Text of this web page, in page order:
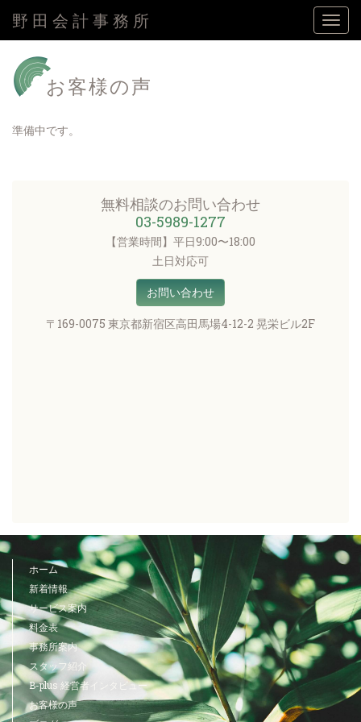
野田会計事務所
お客様の声
準備中です。
無料相談のお問い合わせ
03-5989-1277
【営業時間】平日9:00〜18:00
土日対応可
お問い合わせ
〒169-0075 東京都新宿区高田馬場4-12-2 晃栄ビル2F
ホーム
新着情報
サービス案内
料金表
事務所案内
スタッフ紹介
B-plus 経営者インタビュー
お客様の声